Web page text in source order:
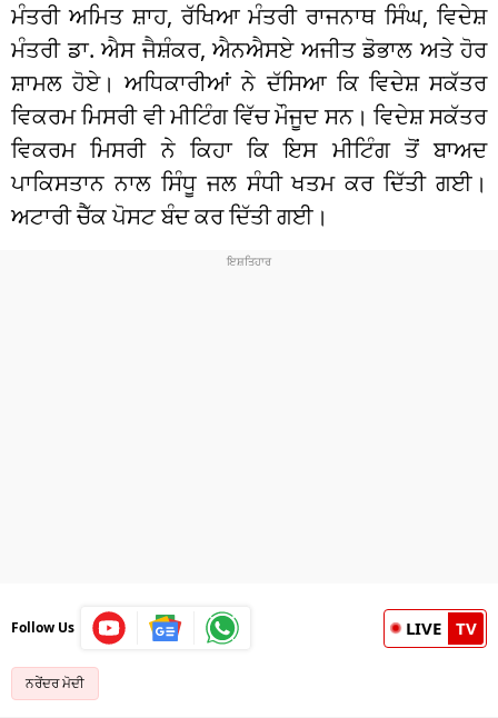
ਮੰਤਰੀ ਅਮਿਤ ਸ਼ਾਹ, ਰੱਖਿਆ ਮੰਤਰੀ ਰਾਜਨਾਥ ਸਿੰਘ, ਵਿਦੇਸ਼
ਮੰਤਰੀ ਡਾ. ਐਸ ਜੈਸ਼ੰਕਰ, ਐਨਐਸਏ ਅਜੀਤ ਡੋਭਾਲ ਅਤੇ ਹੋਰ
ਸ਼ਾਮਲ ਹੋਏ। ਅਧਿਕਾਰੀਆਂ ਨੇ ਦੱਸਿਆ ਕਿ ਵਿਦੇਸ਼ ਸਕੱਤਰ
ਵਿਕਰਮ ਮਿਸਰੀ ਵੀ ਮੀਟਿੰਗ ਵਿੱਚ ਮੌਜੂਦ ਸਨ। ਵਿਦੇਸ਼ ਸਕੱਤਰ
ਵਿਕਰਮ ਮਿਸਰੀ ਨੇ ਕਿਹਾ ਕਿ ਇਸ ਮੀਟਿੰਗ ਤੋਂ ਬਾਅਦ
ਪਾਕਿਸਤਾਨ ਨਾਲ ਸਿੰਧੂ ਜਲ ਸੰਧੀ ਖਤਮ ਕਰ ਦਿੱਤੀ ਗਈ।
ਅਟਾਰੀ ਚੈੱਕ ਪੋਸਟ ਬੰਦ ਕਰ ਦਿੱਤੀ ਗਈ।
Follow Us LIVE TV
ਨਰੇਂਦਰ ਮੋਦੀ